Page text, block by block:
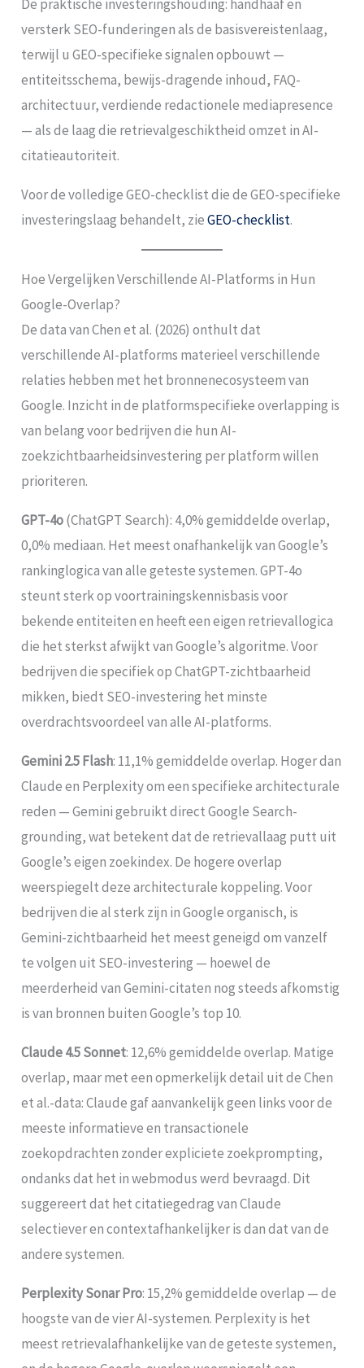
De praktische investeringshouding: handhaaf en
versterk SEO-funderingen als de basisvereistenlaag,
terwijl u GEO-specifieke signalen opbouwt —
entiteitsschema, bewijs-dragende inhoud, FAQ-
architectuur, verdiende redactionele mediapresence
— als de laag die retrievalgeschiktheid omzet in AI-
citatieautoriteit.
Voor de volledige GEO-checklist die de GEO-specifieke
investeringslaag behandelt, zieGEO-checklist.
Hoe Vergelijken Verschillende AI-Platforms in Hun
Google-Overlap?
De data van Chen et al. (2026) onthult dat
verschillende AI-platforms materieel verschillende
relaties hebben met het bronnenecosysteem van
Google. Inzicht in de platformspecifieke overlapping is
van belang voor bedrijven die hun AI-
zoekzichtbaarheidsinvestering per platform willen
prioriteren.
GPT-4o(ChatGPT Search): 4,0% gemiddelde overlap,
0,0% mediaan. Het meest onafhankelijk van Google’s
rankinglogica van alle geteste systemen. GPT-4o
steunt sterk op voortrainingskennisbasis voor
bekende entiteiten en heeft een eigen retrievallogica
die het sterkst afwijkt van Google’s algoritme. Voor
bedrijven die specifiek op ChatGPT-zichtbaarheid
mikken, biedt SEO-investering het minste
overdrachtsvoordeel van alle AI-platforms.
Gemini 2.5 Flash: 11,1% gemiddelde overlap. Hoger dan
Claude en Perplexity om een specifieke architecturale
reden — Gemini gebruikt direct Google Search-
grounding, wat betekent dat de retrievallaag putt uit
Google’s eigen zoekindex. De hogere overlap
weerspiegelt deze architecturale koppeling. Voor
bedrijven die al sterk zijn in Google organisch, is
Gemini-zichtbaarheid het meest geneigd om vanzelf
te volgen uit SEO-investering — hoewel de
meerderheid van Gemini-citaten nog steeds afkomstig
is van bronnen buiten Google’s top 10.
Claude 4.5 Sonnet: 12,6% gemiddelde overlap. Matige
overlap, maar met een opmerkelijk detail uit de Chen
et al.-data: Claude gaf aanvankelijk geen links voor de
meeste informatieve en transactionele
zoekopdrachten zonder expliciete zoekprompting,
ondanks dat het in webmodus werd bevraagd. Dit
suggereert dat het citatiegedrag van Claude
selectiever en contextafhankelijker is dan dat van de
andere systemen.
Perplexity Sonar Pro: 15,2% gemiddelde overlap — de
hoogste van de vier AI-systemen. Perplexity is het
meest retrievalafhankelijke van de geteste systemen,